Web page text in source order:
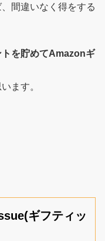
間違いなく得をする
を貯めてAmazonギ
ます。
ギフティッ